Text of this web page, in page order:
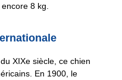
8 kg.
XIXe siècle, ce chien
En 1900, le